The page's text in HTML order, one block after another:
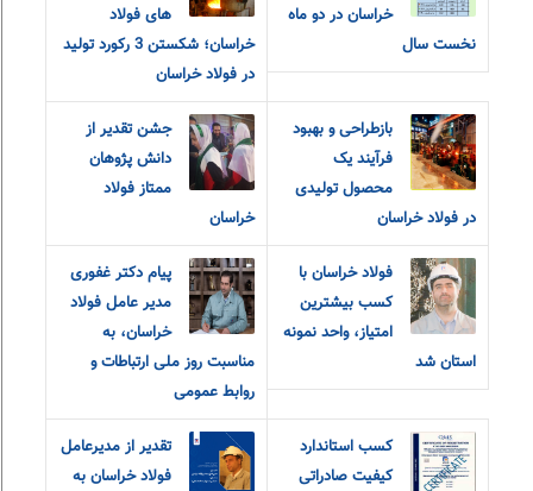
خراسان در دو ماه
نخست سال
های فولاد
خراسان؛ شکستن 3 رکورد تولید
در فولاد خراسان
بازطراحی و بهبود
فرآیند یک
محصول تولیدی
در فولاد خراسان
جشن تقدیر از
دانش پژوهان
ممتاز فولاد
خراسان
فولاد خراسان با
کسب بیشترین
امتیاز، واحد نمونه
استان شد
پیام دکتر غفوری
مدیر عامل فولاد
خراسان، به
مناسبت روز ملی ارتباطات و
روابط عمومی
کسب استاندارد
کیفیت صادراتی
تقدیر از مدیرعامل
فولاد خراسان به